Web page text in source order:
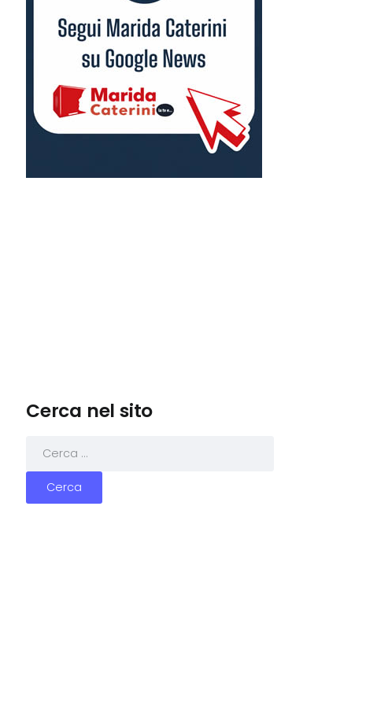
Cerca nel sito